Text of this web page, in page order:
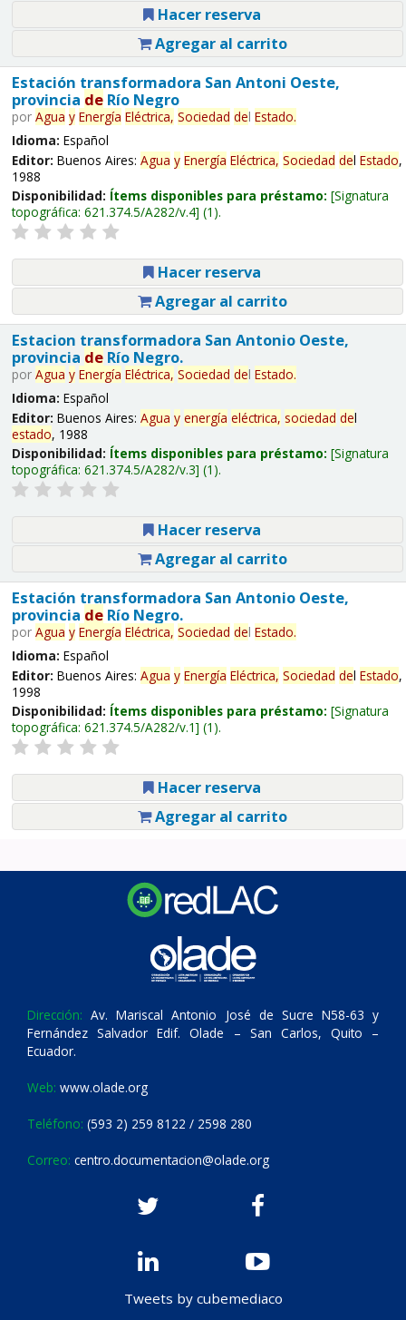
Hacer reserva
Agregar al carrito
Estación transformadora San Antoni Oeste,
provincia deRío Negro
por Agua y Energía Eléctrica, Sociedad del Estado.
Idioma: Español
Editor: Buenos Aires: Agua y Energía Eléctrica, Sociedad del Estado,
1988
Disponibilidad: Ítems disponibles para préstamo: Signatura
topográfica: 621.374.5/A282/v.4 (1).
Hacer reserva
Agregar al carrito
Estacion transformadora San Antonio Oeste,
provincia deRío Negro.
por Agua y Energía Eléctrica, Sociedad del Estado.
Idioma: Español
Editor: Buenos Aires: Agua y energía eléctrica, sociedad del
estado, 1988
Disponibilidad: Ítems disponibles para préstamo: Signatura
topográfica: 621.374.5/A282/v.3 (1).
Hacer reserva
Agregar al carrito
Estación transformadora San Antonio Oeste,
provincia deRío Negro.
por Agua y Energía Eléctrica, Sociedad del Estado.
Idioma: Español
Editor: Buenos Aires: Agua y Energía Eléctrica, Sociedad del Estado,
1998
Disponibilidad: Ítems disponibles para préstamo: Signatura
topográfica: 621.374.5/A282/v.1 (1).
Hacer reserva
Agregar al carrito
Dirección: Av. Mariscal Antonio José de Sucre N58-63 y
Fernández Salvador Edif. Olade – San Carlos, Quito –
Ecuador.
Web: www.olade.org
Teléfono: (593 2) 259 8122 / 2598 280
Correo: centro.documentacion@olade.org
Tweets by cubemediaco